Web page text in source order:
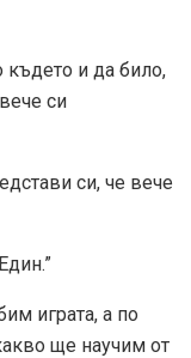
където и да било,
си
си, че вече
играта, а по
ще научим от